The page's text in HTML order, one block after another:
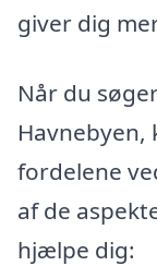
giver dig
Når du
fordelene
af de
hjælpe dig: